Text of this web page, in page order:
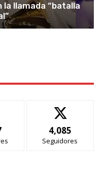
la llamada “batalla
4,085
Seguidores